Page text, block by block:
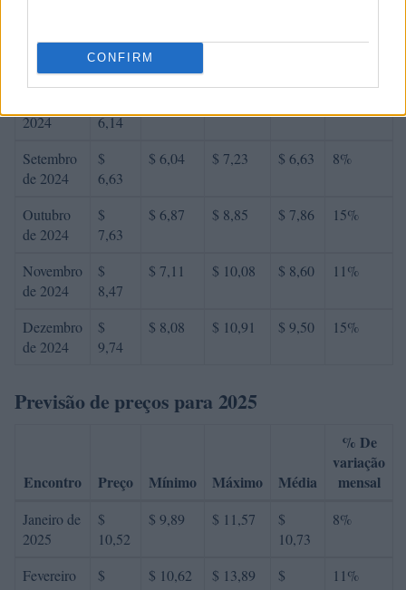
CONFIRM
Julho de
$
6,02
$ 5,30 $ 6,69 $ 5,99 11%
2024
6,14
Setembro
de 2024
$
6,63
$ 6,04 $ 7,23 $ 6,63 8%
Outubro
de 2024
$
7,63
$ 6,87 $ 8,85 $ 7,86 15%
Novembro
de 2024
$
8,47
$ 7,11 $ 10,08 $ 8,60 11%
Dezembro
de 2024
$
9,74
$ 8,08 $ 10,91 $ 9,50 15%
Previsão de preços para 2025
Encontro Preço Mínimo Máximo Média
% De
variação
mensal
Janeiro de
2025
$
10,52
$ 9,89 $ 11,57
$
10,73
8%
Fevereiro
$
$ 10,62 $ 13,89
$
11%